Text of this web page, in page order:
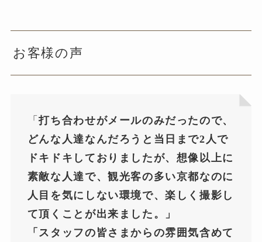
お客様の声
「打ち合わせがメールのみだったので、
どんな人達なんだろうと当日まで2人で
ドキドキしておりましたが、想像以上に
素敵な人達で、観光客の多い京都なのに
人目を気にしない環境で、楽しく撮影し
て頂くことが出来ました。」
「スタッフの皆さまからの雰囲気含めて